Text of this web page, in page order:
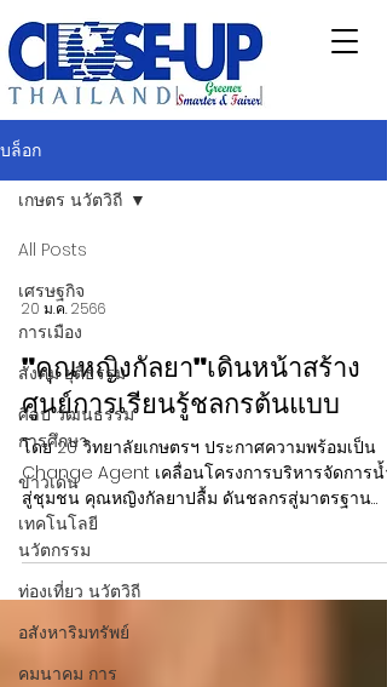
บล็อก
All Posts
เศรษฐกิจ
การเมือง
สังคม ยุติธรรม
ศิลป วัฒนธรรม
การศึกษา
ข่าวเด่น
เทคโนโลยี
นวัตกรรม
ท่องเที่ยว นวัตวิถี
อสังหาริมทรัพย์
คมนาคม การ
เกษตร นวัตวิถี
20 ม.ค. 2566
"คุณหญิงกัลยา"เดินหน้าสร้าง
ศูนย์การเรียนรู้ชลกรต้นแบบ
โดย 20 วิทยาลัยเกษตรฯ ประกาศความพร้อมเป็น
Change Agent เคลื่อนโครงการบริหารจัดการน้ำ
สู่ชุมชน คุณหญิงกัลยาปลื้ม ดันชลกรสู่มาตรฐาน
สากล...